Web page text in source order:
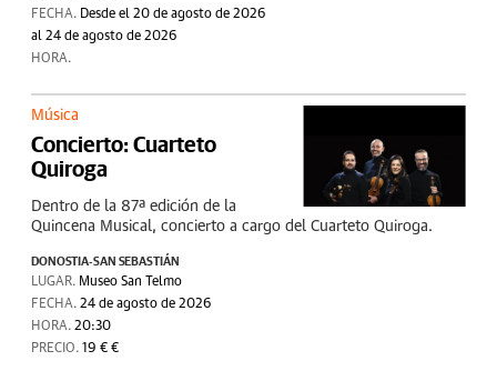
FECHA. Desde el 20 de agosto de 2026
al 24 de agosto de 2026
HORA.
Música
Concierto: Cuarteto
Quiroga
Dentro de la 87ª edición de la
Quincena Musical, concierto a cargo del Cuarteto Quiroga.
DONOSTIA-SAN SEBASTIÁN
LUGAR. Museo San Telmo
FECHA. 24 de agosto de 2026
HORA. 20:30
PRECIO. 19 € €